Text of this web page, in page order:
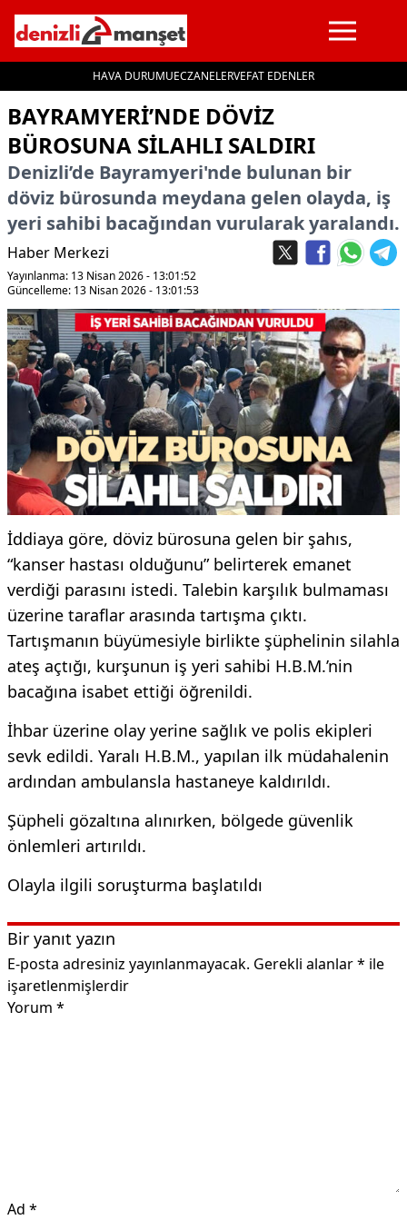
HAVA DURUMUECZANELERVEFAT EDENLER
BAYRAMYERI’NDE DÖVIZ
BÜROSUNA SILAHLI SALDIRI
Denizli’de Bayramyeri'nde bulunan bir
döviz bürosunda meydana gelen olayda, iş
yeri sahibi bacağından vurularak yaralandı.
Haber Merkezi
Yayınlanma: 13 Nisan 2026 - 13:01:52
Güncelleme: 13 Nisan 2026 - 13:01:53
İddiaya göre, döviz bürosuna gelen bir şahıs,
“kanser hastası olduğunu” belirterek emanet
verdiği parasını istedi. Talebin karşılık bulmaması
üzerine taraflar arasında tartışma çıktı.
Tartışmanın büyümesiyle birlikte şüphelinin silahla
ateş açtığı, kurşunun iş yeri sahibi H.B.M.’nin
bacağına isabet ettiği öğrenildi.
İhbar üzerine olay yerine sağlık ve polis ekipleri
sevk edildi. Yaralı H.B.M., yapılan ilk müdahalenin
ardından ambulansla hastaneye kaldırıldı.
Şüpheli gözaltına alınırken, bölgede güvenlik
önlemleri artırıldı.
Olayla ilgili soruşturma başlatıldı
Bir yanıt yazın
E-posta adresiniz yayınlanmayacak. Gerekli alanlar* ile
işaretlenmişlerdir
Yorum *
Ad *